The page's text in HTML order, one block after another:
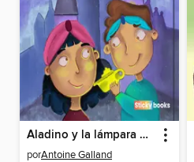
Aladino y la lámpara mágica
porAntoine Galland